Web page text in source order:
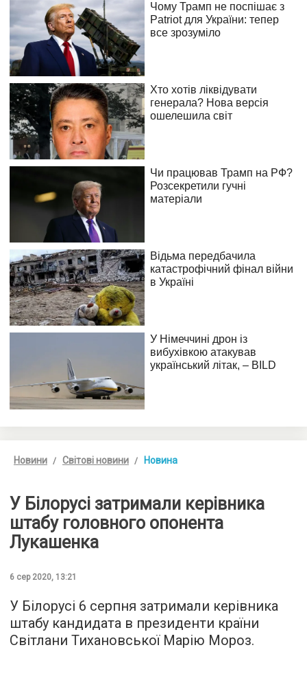
Новини Світові новини Новина
У Білорусі затримали керівника
штабу головного опонента
Лукашенка
6 сер 2020, 13:21
У Білорусі 6 серпня затримали керівника
штабу кандидата в президенти країни
Світлани Тихановської Марію Мороз.